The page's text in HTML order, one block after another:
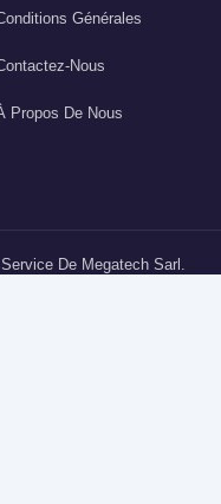
Générales
Nous
Propos De Nous
De Megatech Sarl.